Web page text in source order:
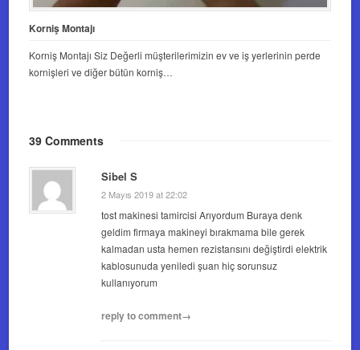
Korniş Montajı
Korniş Montajı Siz Değerli müşterilerimizin ev ve iş yerlerinin perde
kornişleri ve diğer bütün korniş…
39 Comments
Sibel S
2 Mayıs 2019 at 22:02
tost makinesi tamircisi Arıyordum Buraya denk
geldim firmaya makineyi bırakmama bile gerek
kalmadan usta hemen rezistansını değiştirdi elektrik
kablosunuda yeniledi şuan hiç sorunsuz
kullanıyorum
reply to comment→